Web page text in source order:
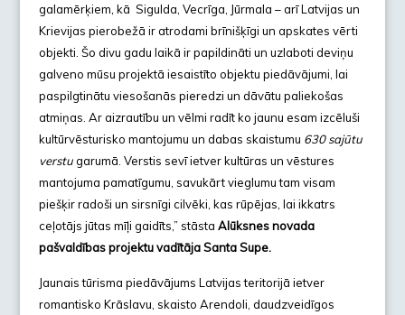
galamērķiem, kā Sigulda, Vecrīga, Jūrmala – arī Latvijas un
Krievijas pierobežā ir atrodami brīnišķīgi un apskates vērti
objekti. Šo divu gadu laikā ir papildināti un uzlaboti deviņu
galveno mūsu projektā iesaistīto objektu piedāvājumi, lai
paspilgtinātu viesošanās pieredzi un dāvātu paliekošas
atmiņas. Ar aizrautību un vēlmi radīt ko jaunu esam izcēluši
kultūrvēsturisko mantojumu un dabas skaistumu 630 sajūtu
verstugarumā. Verstis sevī ietver kultūras un vēstures
mantojuma pamatīgumu, savukārt vieglumu tam visam
piešķir radoši un sirsnīgi cilvēki, kas rūpējas, lai ikkatrs
ceļotājs jūtas mīļi gaidīts,” stāsta Alūksnes novada
pašvaldības projektu vadītāja Santa Supe.
Jaunais tūrisma piedāvājums Latvijas teritorijā ietver
romantisko Krāslavu, skaisto Arendoli, daudzveidīgos